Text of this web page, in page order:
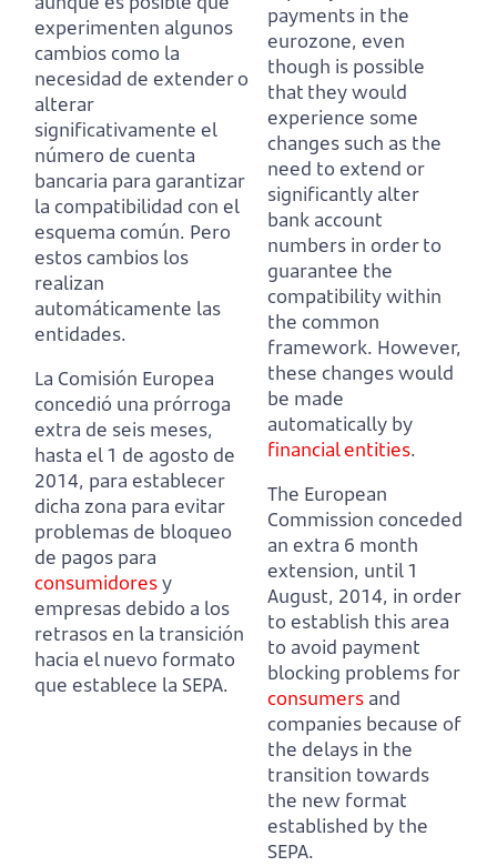
experimenten algunos
cambios como la
necesidad de extender o
alterar
significativamente el
número de cuenta
bancaria para garantizar
la compatibilidad con el
esquema común. Pero
estos cambios los
realizan
automáticamente las
entidades.
La Comisión Europea
concedió una prórroga
extra de seis meses,
hasta el 1 de agosto de
2014, para establecer
dicha zona para evitar
problemas de bloqueo
de pagos para
consumidoresy
empresas debido a los
retrasos en la transición
hacia el nuevo formato
que establece la SEPA.
payments in the
eurozone, even
though is possible
that they would
experience some
changes such as the
need to extend or
significantly alter
bank account
numbers in order to
guarantee the
compatibility within
the common
framework. However,
these changes would
be made
automatically by
financial entities.
The European
Commission conceded
an extra 6 month
extension, until 1
August, 2014, in order
to establish this area
to avoid payment
blocking problems for
consumers and
companies because of
the delays in the
transition towards
the new format
established by the
SEPA.